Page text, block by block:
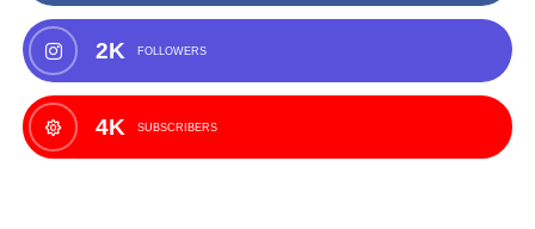
2K FOLLOWERS
4K SUBSCRIBERS